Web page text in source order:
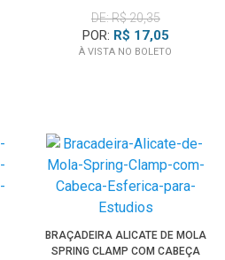
DE: R$ 20,35
POR: R$ 17,05
À VISTA NO BOLETO
BRAÇADEIRA ALICATE DE MOLA
SPRING CLAMP COM CABEÇA